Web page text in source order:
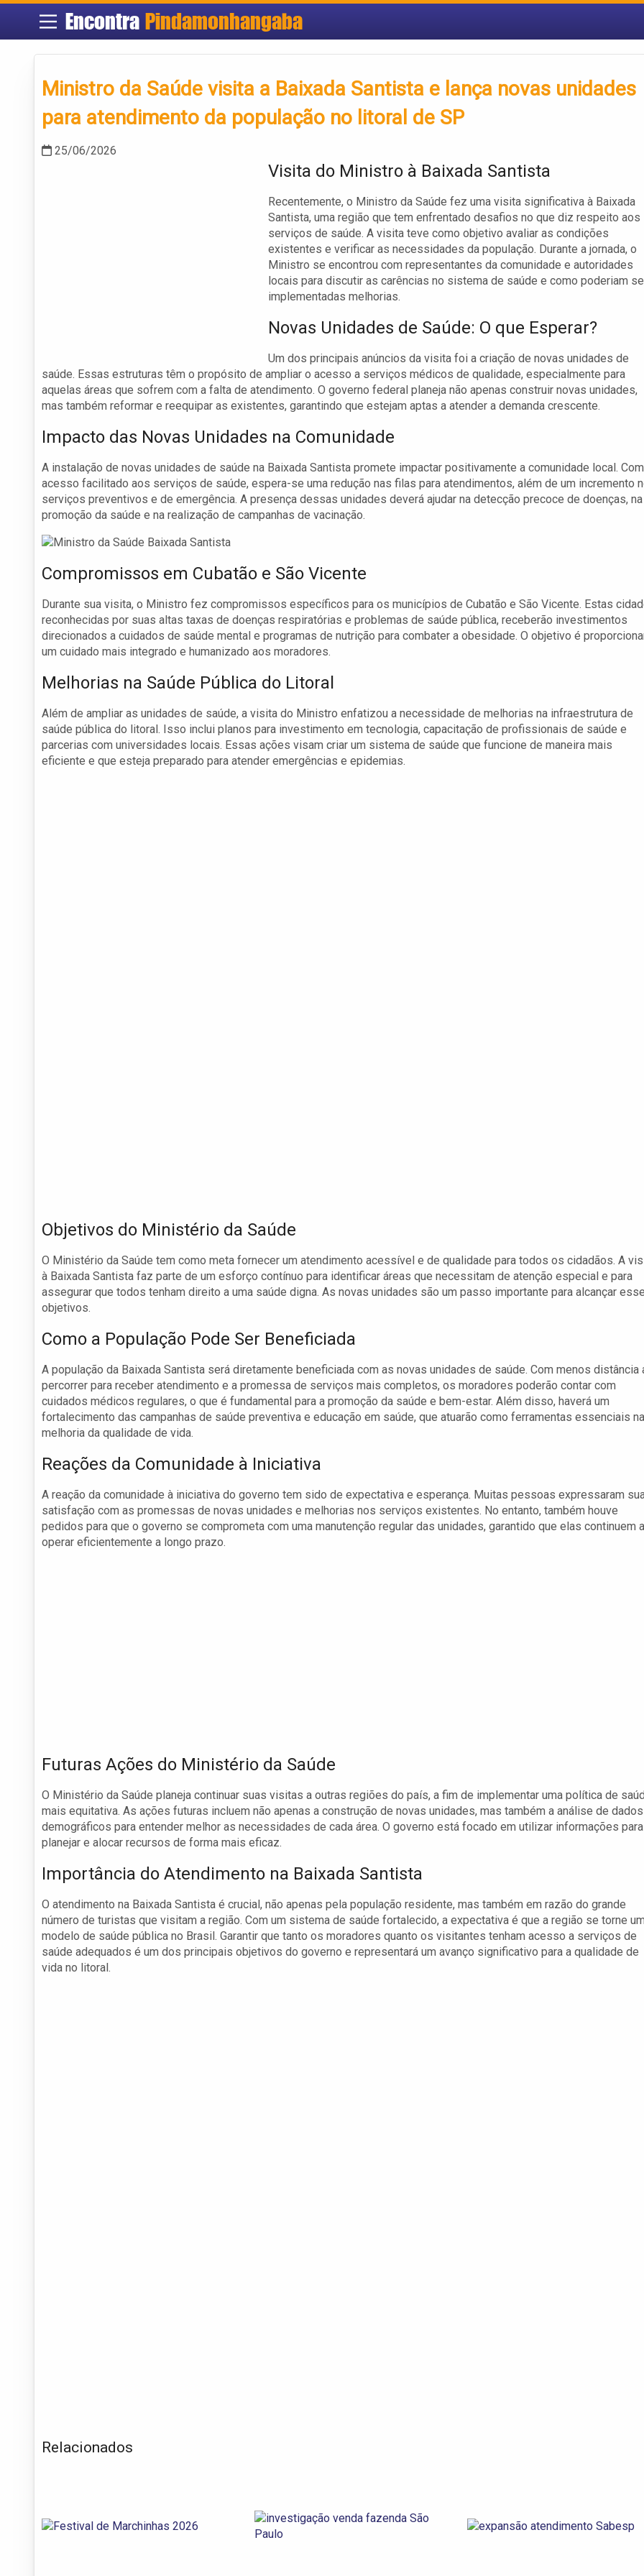
Encontra Pindamonhangaba
Ministro da Saúde visita a Baixada Santista e lança novas unidades
para atendimento da população no litoral de SP
25/06/2026
Visita do Ministro à Baixada Santista
Recentemente, o Ministro da Saúde fez uma visita significativa à Baixada
Santista, uma região que tem enfrentado desafios no que diz respeito aos
serviços de saúde. A visita teve como objetivo avaliar as condições
existentes e verificar as necessidades da população. Durante a jornada, o
Ministro se encontrou com representantes da comunidade e autoridades
locais para discutir as carências no sistema de saúde e como poderiam
implementadas melhorias.
Novas Unidades de Saúde: O que Esperar?
Um dos principais anúncios da visita foi a criação de novas unidades de
saúde. Essas estruturas têm o propósito de ampliar o acesso a serviços médicos de qualidade, especialmente para
aquelas áreas que sofrem com a falta de atendimento. O governo federal planeja não apenas construir novas unidades,
mas também reformar e reequipar as existentes, garantindo que estejam aptas a atender a demanda crescente.
Impacto das Novas Unidades na Comunidade
A instalação de novas unidades de saúde na Baixada Santista promete impactar positivamente a comunidade local. Com
acesso facilitado aos serviços de saúde, espera-se uma redução nas filas para atendimentos, além de um incremento
serviços preventivos e de emergência. A presença dessas unidades deverá ajudar na detecção precoce de doenças, na
promoção da saúde e na realização de campanhas de vacinação.
Compromissos em Cubatão e São Vicente
Durante sua visita, o Ministro fez compromissos específicos para os municípios de Cubatão e São Vicente. Estas
reconhecidas por suas altas taxas de doenças respiratórias e problemas de saúde pública, receberão investimentos
direcionados a cuidados de saúde mental e programas de nutrição para combater a obesidade. O objetivo é
um cuidado mais integrado e humanizado aos moradores.
Melhorias na Saúde Pública do Litoral
Além de ampliar as unidades de saúde, a visita do Ministro enfatizou a necessidade de melhorias na infraestrutura de
saúde pública do litoral. Isso inclui planos para investimento em tecnologia, capacitação de profissionais de saúde e
parcerias com universidades locais. Essas ações visam criar um sistema de saúde que funcione de maneira mais
eficiente e que esteja preparado para atender emergências e epidemias.
Objetivos do Ministério da Saúde
O Ministério da Saúde tem como meta fornecer um atendimento acessível e de qualidade para todos os cidadãos. A
à Baixada Santista faz parte de um esforço contínuo para identificar áreas que necessitam de atenção especial e para
assegurar que todos tenham direito a uma saúde digna. As novas unidades são um passo importante para alcançar
objetivos.
Como a População Pode Ser Beneficiada
A população da Baixada Santista será diretamente beneficiada com as novas unidades de saúde. Com menos distância
percorrer para receber atendimento e a promessa de serviços mais completos, os moradores poderão contar com
cuidados médicos regulares, o que é fundamental para a promoção da saúde e bem-estar. Além disso, haverá um
fortalecimento das campanhas de saúde preventiva e educação em saúde, que atuarão como ferramentas essenciais na
melhoria da qualidade de vida.
Reações da Comunidade à Iniciativa
A reação da comunidade à iniciativa do governo tem sido de expectativa e esperança. Muitas pessoas expressaram
satisfação com as promessas de novas unidades e melhorias nos serviços existentes. No entanto, também houve
pedidos para que o governo se comprometa com uma manutenção regular das unidades, garantido que elas continuem a
operar eficientemente a longo prazo.
Futuras Ações do Ministério da Saúde
O Ministério da Saúde planeja continuar suas visitas a outras regiões do país, a fim de implementar uma política de
mais equitativa. As ações futuras incluem não apenas a construção de novas unidades, mas também a análise de dados
demográficos para entender melhor as necessidades de cada área. O governo está focado em utilizar informações para
planejar e alocar recursos de forma mais eficaz.
Importância do Atendimento na Baixada Santista
O atendimento na Baixada Santista é crucial, não apenas pela população residente, mas também em razão do grande
número de turistas que visitam a região. Com um sistema de saúde fortalecido, a expectativa é que a região se torne
modelo de saúde pública no Brasil. Garantir que tanto os moradores quanto os visitantes tenham acesso a serviços de
saúde adequados é um dos principais objetivos do governo e representará um avanço significativo para a qualidade de
vida no litoral.
Relacionados